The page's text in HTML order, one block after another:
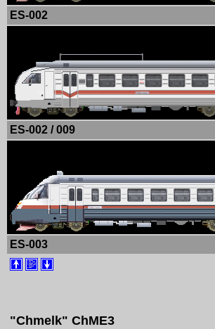
ES-002
ES-002 / 009
ES-003
"Chmelk" ChME3